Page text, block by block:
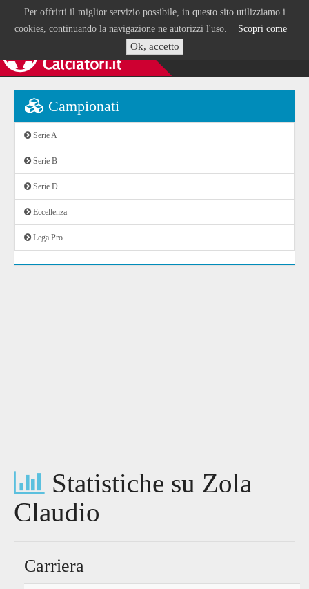
Per offrirti il miglior servizio possibile, in questo sito utilizziamo i
cookies, continuando la navigazione ne autorizzi l'uso. Scopri come
Ok, accetto
Campionati
Serie A
Serie B
Serie D
Eccellenza
Lega Pro
Statistiche su Zola
Claudio
Carriera